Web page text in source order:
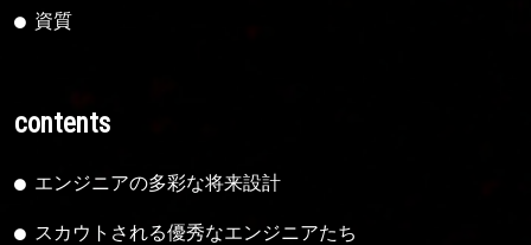
資質
contents
エンジニアの多彩な将来設計
スカウトされる優秀なエンジニアたち